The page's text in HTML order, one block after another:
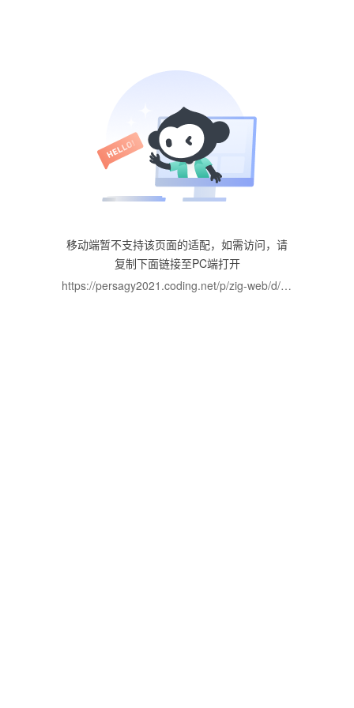
移动端暂不支持该页面的适配，如需访问，请
复制下面链接至PC端打开
https://persagy2021.coding.net/p/zig-web/d/meri-ui/git